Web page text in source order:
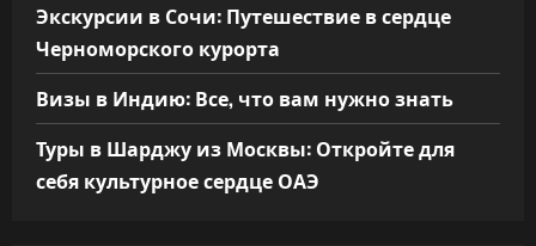
Экскурсии в Сочи: Путешествие в сердце
Черноморского курорта
Визы в Индию: Все, что вам нужно знать
Туры в Шарджу из Москвы: Откройте для
себя культурное сердце ОАЭ